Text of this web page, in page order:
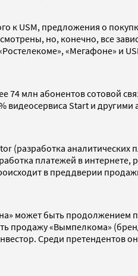
к USM, предложения о
но, конечно, все
«Мегафоне» и
74 млн абонентов сотовой
видеосервиса Start и
(разработка аналитических
платежей в интернете,
в преддверии
может быть продолжением
продажу «Вымпелкома»
Среди претендентов